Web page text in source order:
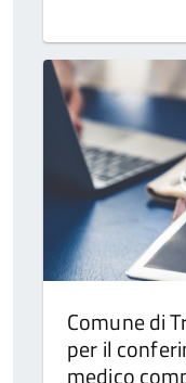
Comune di
per il
medico